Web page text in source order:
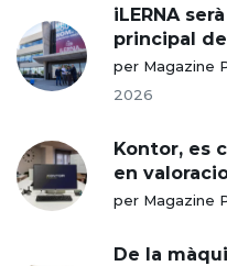
iLERNA
principal
per Magazine
2026
Kontor, es
en
per Magazine
De la